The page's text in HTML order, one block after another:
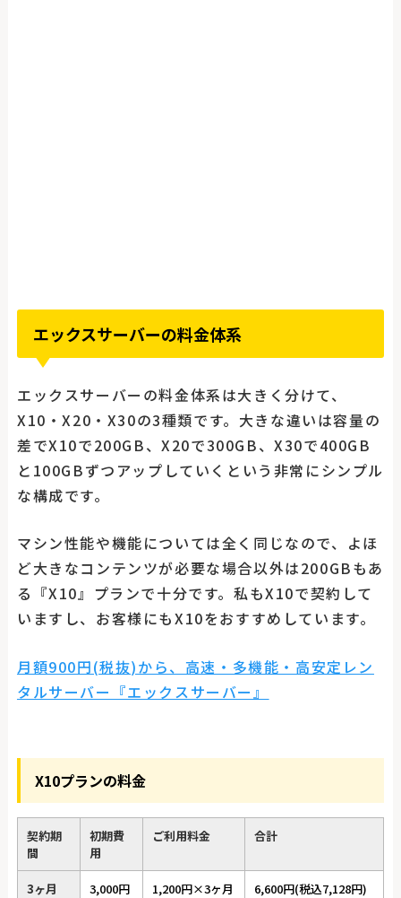
エックスサーバーの料金体系
エックスサーバーの料金体系は大きく分けて、
X10・X20・X30の3種類です。大きな違いは容量の
差でX10で200GB、X20で300GB、X30で400GB
と100GBずつアップしていくという非常にシンプル
な構成です。
マシン性能や機能については全く同じなので、よほ
ど大きなコンテンツが必要な場合以外は200GBもあ
る『X10』プランで十分です。私もX10で契約して
いますし、お客様にもX10をおすすめしています。
月額900円(税抜)から、高速・多機能・高安定レン
タルサーバー『エックスサーバー』
X10プランの料金
契約期
間
初期費
用
ご利用料金 合計
3ヶ月 3,000円 1,200円×3ヶ月 6,600円(税込7,128円)